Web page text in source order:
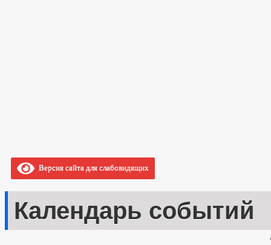
Версия сайта для слабовидящих
Календарь событий